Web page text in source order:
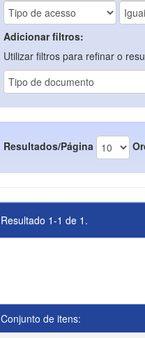
Adicionar filtros:
Utilizar filtros para refinar o
Resultados/Página
Resultado 1-1 de 1.
Conjunto de itens: